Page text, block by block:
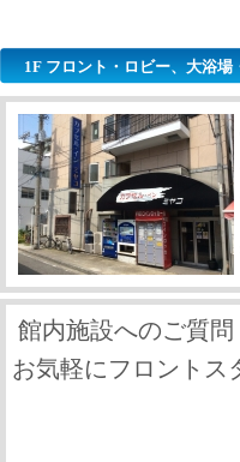
1F フロント・ロビー、大浴場
館内施設へのご質問
お気軽にフロントス